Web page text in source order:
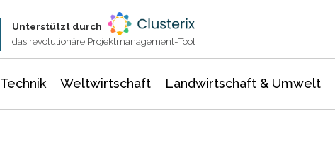
Unterstützt durch
das revolutionäre Projektmanagement-Tool
Technik Weltwirtschaft Landwirtschaft & Umwelt